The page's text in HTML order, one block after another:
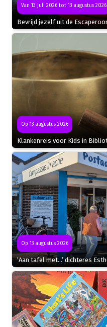
Van 13 juli 2026 tot 13 augustus 2026
Bevrijd jezelf uit de
Op 13 augustus 2026
Klankenreis voor Kids in
Op 13 augustus 2026
‘Aan tafel met…’ dichteres